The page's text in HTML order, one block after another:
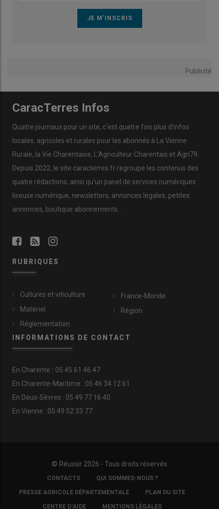
Publicité
CaracTerres Infos
Quatre journaux pour un site, c’est quatre fois plus d’infos
locales, agricoles et rurales pour les abonnés à La Vienne
Rurale, la Vie Charentaise, L’Agriculteur Charentais et Agri79.
Depuis 2022, le site caracterres.fr regroupe les contenus des
quatre rédactions, ainsi qu’un panel de services numériques :
liseuse numérique, newsletters, annonces légales, petites
annonces, boutique abonnements…
RUBRIQUES
Cultures et viticulture
Matériel
Réglementation
France-Monde
Région
INFORMATIONS DE CONTACT
En Charente : 05 45 61 46 47
En Charente-Maritime : 05 46 34 12 61
En Deux-Sèvres : 05 49 77 16 40
En Vienne : 05 49 52 33 77
© Réussir 2026 - Tous droits réservés
COPYRIGHTCONTACTS QUI SOMMES-NOUS ?
PRESSE AGRICOLE DÉPARTEMENTALE PLAN DU SITE
CENTRE D'AIDE MENTIONS LÉGALES